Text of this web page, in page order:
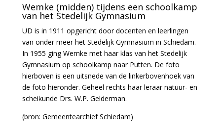
Wemke (midden) tijdens een schoolkamp
van het Stedelijk Gymnasium
UD is in 1911 opgericht door docenten en leerlingen
van onder meer het Stedelijk Gymnasium in Schiedam.
In 1955 ging Wemke met haar klas van het Stedelijk
Gymnasium op schoolkamp naar Putten. De foto
hierboven is een uitsnede van de linkerbovenhoek van
de foto hieronder. Geheel rechts haar leraar natuur- en
scheikunde Drs. W.P. Gelderman.
(bron: Gemeentearchief Schiedam)